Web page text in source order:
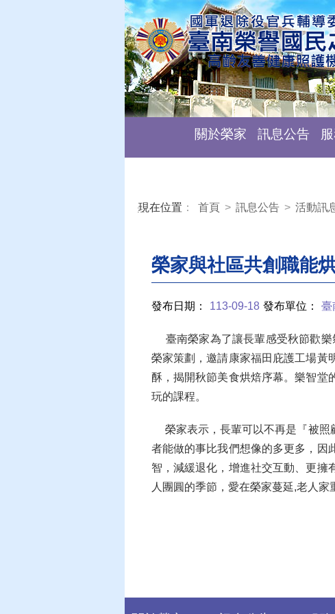
關於榮家 訊息公告
:::
現在位置 ： 首頁 > 訊息公告 > 活動訊
榮家與社區共創職能
發布日期： 113-09-18 發布單位： 臺
臺南榮家為了讓長輩感受秋節歡樂
榮家策劃，邀請康家福田庇護工場黃
酥，揭開秋節美食烘焙序幕。樂智堂
玩的課程。
榮家表示，長輩可以不再是『被照
者能做的事比我們想像的多更多，因
智，減緩退化，增進社交互動、更擁
人團圓的季節，愛在榮家蔓延,老人家